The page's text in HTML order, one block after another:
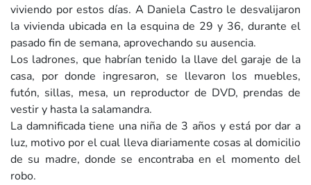
viviendo por estos días. A Daniela Castro le desvalijaron
la vivienda ubicada en la esquina de 29 y 36, durante el
pasado fin de semana, aprovechando su ausencia.
Los ladrones, que habrían tenido la llave del garaje de la
casa, por donde ingresaron, se llevaron los muebles,
futón, sillas, mesa, un reproductor de DVD, prendas de
vestir y hasta la salamandra.
La damnificada tiene una niña de 3 años y está por dar a
luz, motivo por el cual lleva diariamente cosas al domicilio
de su madre, donde se encontraba en el momento del
robo.